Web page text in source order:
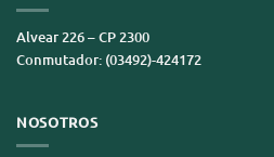
Alvear 226 – CP 2300
Conmutador: (03492)-424172
NOSOTROS